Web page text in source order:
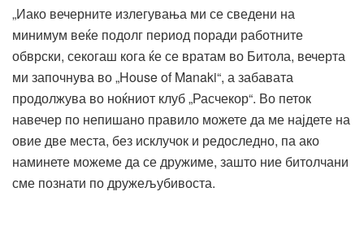
„Иако вечерните излегувања ми се сведени на
минимум веќе подолг период поради работните
обврски, секогаш кога ќе се вратам во Битола, вечерта
ми започнува во „House of Manaki“, а забавата
продолжува во ноќниот клуб „Расчекор“. Во петок
навечер по непишано правило можете да ме најдете на
овие две места, без исклучок и редоследно, па ако
наминете можеме да се дружиме, зашто ние битолчани
сме познати по дружељубивоста.